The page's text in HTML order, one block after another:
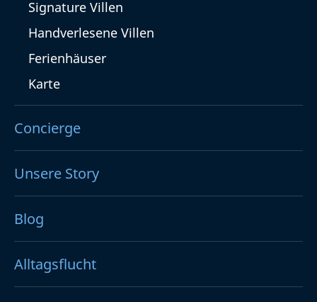
Signature Villen
Handverlesene Villen
Ferienhäuser
Karte
Concierge
Unsere Story
Blog
Alltagsflucht